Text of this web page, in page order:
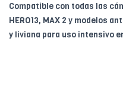
Compatible con todas las
HERO13, MAX 2 y modelos
y liviana para uso intensivo